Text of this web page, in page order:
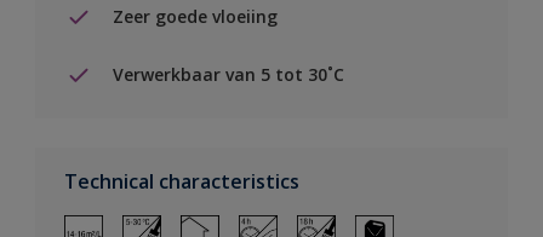
Zeer goede vloeiing
Verwerkbaar van 5 tot 30˚C
Technical characteristics